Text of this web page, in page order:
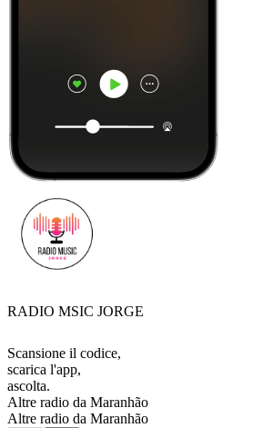
RADIO MSIC JORGE
Scansione il codice,
scarica l'app,
ascolta.
Altre radio da Maranhão
Altre radio da Maranhão